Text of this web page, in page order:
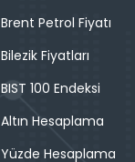
Brent Petrol Fiyatı
Bilezik Fiyatları
BIST 100 Endeksi
Altın Hesaplama
Yüzde Hesaplama